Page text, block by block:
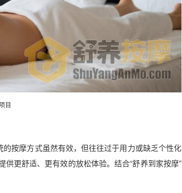
目
按摩方式虽然有效，但往往过于用力或缺乏个性化
更舒适、更有效的放松体验。结合“舒养到家按摩”